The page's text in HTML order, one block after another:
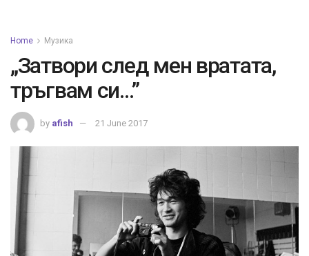
Home Музика
„Затвори след мен вратата,
тръгвам си…”
by afish 21 June 2017